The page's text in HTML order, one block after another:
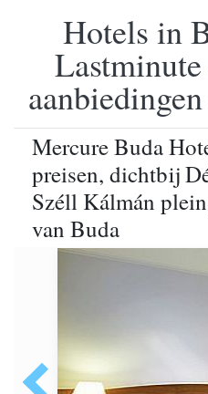
Hotels in
Mercure Buda
preisen, dichtbij
Széll Kálmán
van Buda